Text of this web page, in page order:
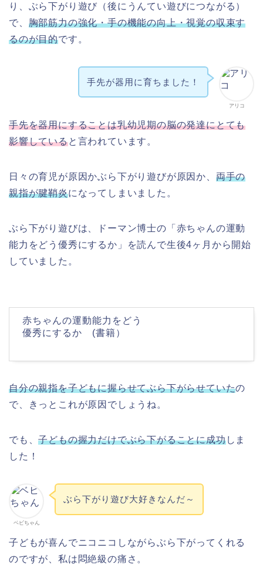
り、ぶら下がり遊び（後にうんてい遊びにつながる）
で、 胸部筋力の強化・手の機能の向上・視覚の収束す
るのが目的です。
アリコ
手先が器用に育ちました！
手先を器用にすることは乳幼児期の脳の発達にとても
影響していると言われています。
日々の育児が原因かぶら下がり遊びが原因か、 両手の
親指が腱鞘炎になってしまいました。
ぶら下がり遊びは、ドーマン博士の「赤ちゃんの運動
能力をどう優秀にするか」を読んで生後4ヶ月から開始
していました。
赤ちゃんの運動能力をどう
優秀にするか (書籍）
自分の親指を子どもに握らせてぶら下がらせていたの
で、きっとこれが原因でしょうね。
でも、子どもの握力だけでぶら下がることに成功しま
した！
ベビちゃん
ぶら下がり遊び大好きなんだ～
子どもが喜んでニコニコしながらぶら下がってくれる
のですが、私は悶絶級の痛さ。